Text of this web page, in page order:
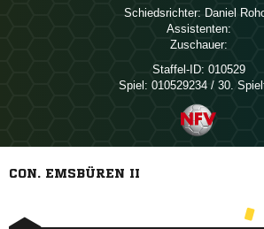
Schiedsrichter: 
Assistenten:
Zuschauer:
Staffel-ID: 010529
Spiel: 010529234 / 30.
CON. EMSBÜREN II